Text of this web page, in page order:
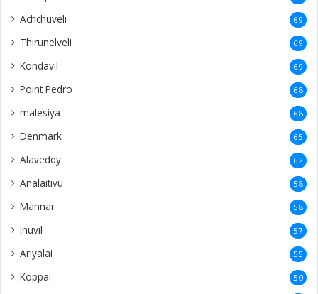
Koppai 50
Chunnakam 50
Neerveli 40
Vaddukoddai 40
America 39
Netherlands 38
Kaithady 37
Nainativu 36
Tellippalai 36
Araly 35
Italy 34
Ilavalai 34